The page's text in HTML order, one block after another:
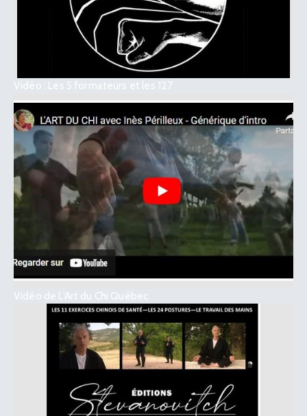
Vidéo : Les 5 formateurs et les 127
Vidéo de L’Art du Chi Québec